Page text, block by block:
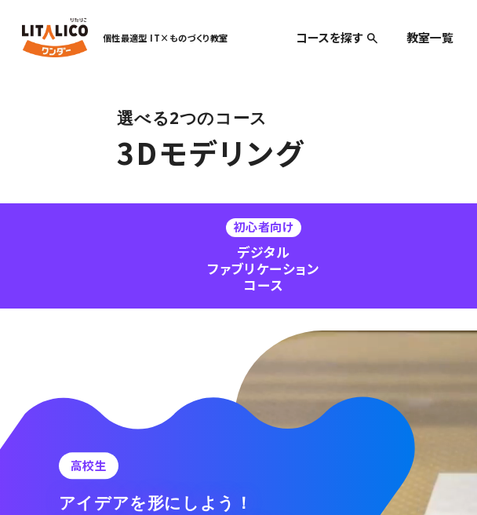
個性最適型 IT×ものづくり教室 コースを探す 教室一覧
選べる2つのコース
3Dモデリング
初心者向け
デジタル
ファブリケーション
コース
高校生
アイデアを形にしよう！